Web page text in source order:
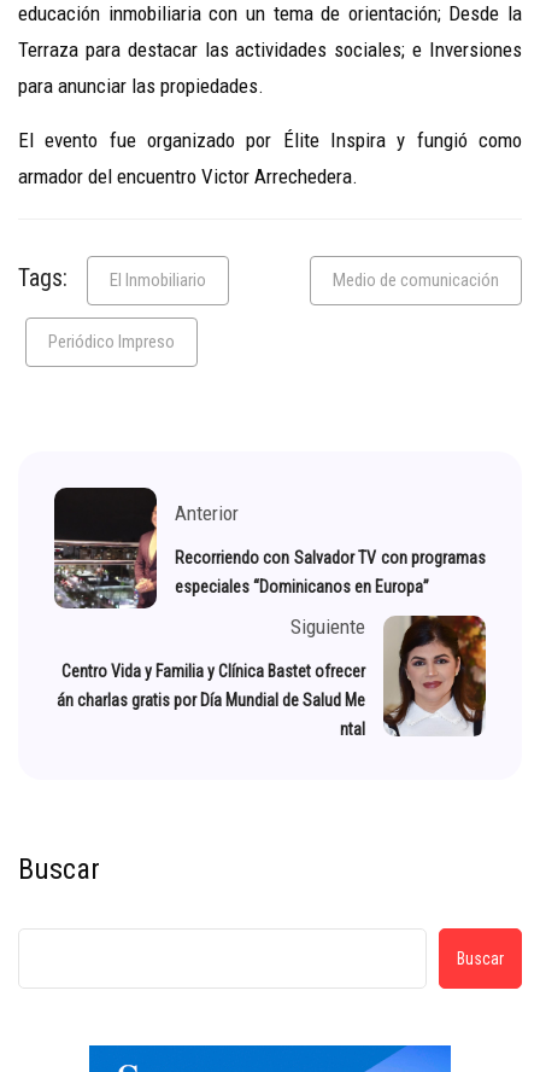
educación inmobiliaria con un tema de orientación; Desde la
Terraza para destacar las actividades sociales; e Inversiones
para anunciar las propiedades.
El evento fue organizado por Élite Inspira y fungió como
armador del encuentro Victor Arrechedera.
Tags: El Inmobiliario Medio de comunicación
Periódico Impreso
Anterior
Recorriendo con Salvador TV con programas
especiales “Dominicanos en Europa”
Siguiente
Centro Vida y Familia y Clínica Bastet ofrecer
án charlas gratis por Día Mundial de Salud Me
ntal
Buscar
Buscar